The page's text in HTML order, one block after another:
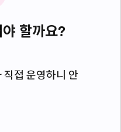
할까요?
접 운영하니 안